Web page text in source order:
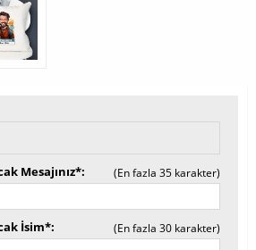
Mesajınız* (En fazla 35 karakter)
İsim* (En fazla 30 karakter)